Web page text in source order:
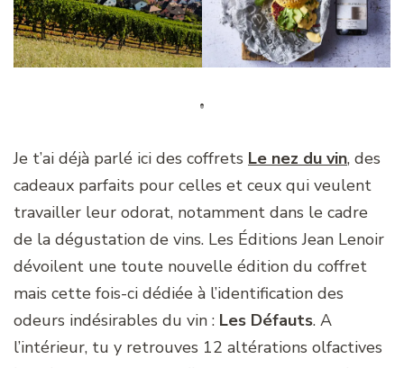
Je t’ai déjà parlé ici des coffrets Le nez du vin, des
cadeaux parfaits pour celles et ceux qui veulent
travailler leur odorat, notamment dans le cadre
de la dégustation de vins. Les Éditions Jean Lenoir
dévoilent une toute nouvelle édition du coffret
mais cette fois-ci dédiée à l’identification des
odeurs indésirables du vin : Les Défauts. A
l’intérieur, tu y retrouves 12 altérations olfactives